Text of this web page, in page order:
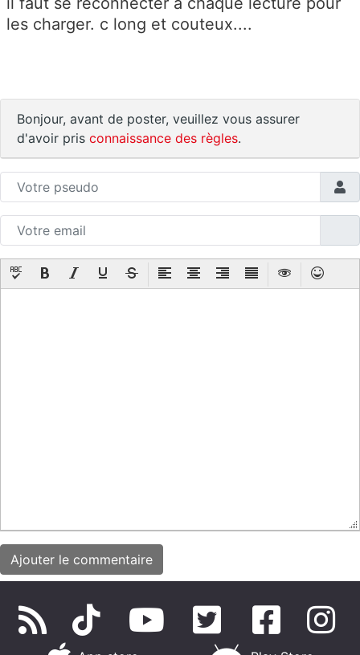
les charger. c long et couteux....
Bonjour, avant de poster, veuillez vous assurer
d'avoir pris connaissance des règles.